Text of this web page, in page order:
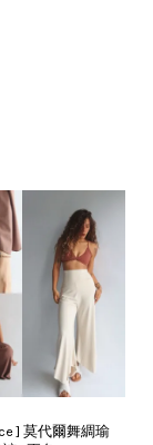
] 莫代爾舞綢瑜